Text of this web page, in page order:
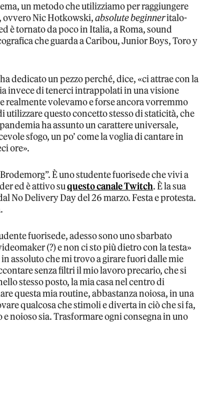
un metodo che utilizziamo per raggiungere
ovvero Nic Hotkowski,absolute beginneritalo-
è tornato da poco in Italia, a Roma, sound
che guarda a Caribou, Junior Boys, Toro y
dedicato un pezzo perché, dice, «ci attrae con la
invece di tenerci intrappolati in una visione
realmente volevamo e forse ancora vorremmo
utilizzare questo concetto stesso di staticità, che
ha assunto un carattere universale,
sfogo, un po’ come la voglia di cantare in
ore».
È uno studente fuorisede che vivi a
ed è attivo suquesto canale Twitch. È la sua
No Delivery Day del 26 marzo. Festa e protesta.
fuorisede, adesso sono uno sbarbato
(?) e non ci sto più dietro con la testa»
assoluto che mi trovo a girare fuori dalle mie
senza filtri il mio lavoro precario, che si
stesso posto, la mia casa nel centro di
questa mia routine, abbastanza noiosa, in una
qualcosa che stimoli e diverta in ciò che si fa,
noioso sia. Trasformare ogni consegna in uno